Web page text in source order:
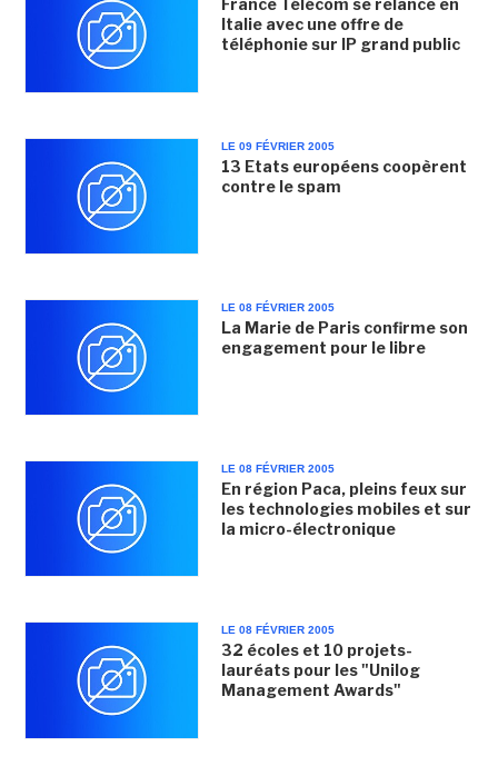
France Télécom se relance en
Italie avec une offre de
téléphonie sur IP grand public
LE 09 FÉVRIER 2005
13 Etats européens coopèrent
contre le spam
LE 08 FÉVRIER 2005
La Marie de Paris confirme son
engagement pour le libre
LE 08 FÉVRIER 2005
En région Paca, pleins feux sur
les technologies mobiles et sur
la micro-électronique
LE 08 FÉVRIER 2005
32 écoles et 10 projets-
lauréats pour les "Unilog
Management Awards"